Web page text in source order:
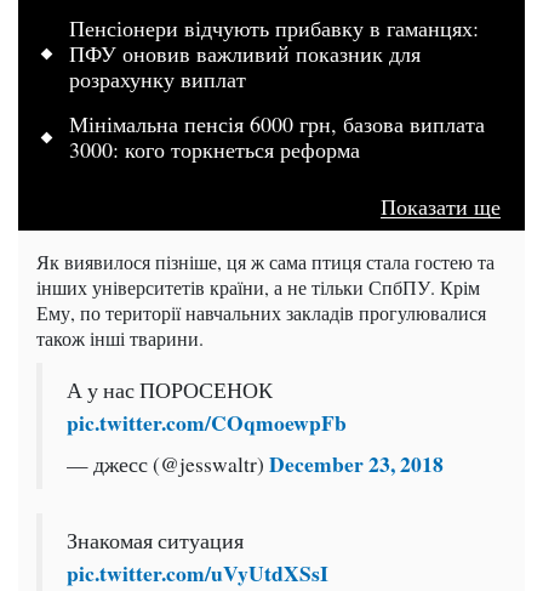
Пенсіонери відчують прибавку в гаманцях:
ПФУ оновив важливий показник для
розрахунку виплат
Мінімальна пенсія 6000 грн, базова виплата
3000: кого торкнеться реформа
Показати ще
Як виявилося пізніше, ця ж сама птиця стала гостею та
інших університетів країни, а не тільки СпбПУ. Крім
Ему, по території навчальних закладів прогулювалися
також інші тварини.
А у нас ПОРОСЕНОК
pic.twitter.com/COqmoewpFb
— джесс (@jesswaltr) December 23, 2018
Знакомая ситуация
pic.twitter.com/uVyUtdXSsI